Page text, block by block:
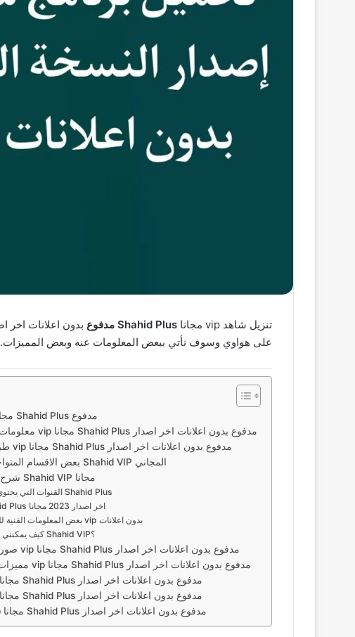
تنزيل شاهد vip مجانا Shahid Plus مدفوع
على هواوي وسوف نأتي ببعض المعلومات عنه وبعض المميزات.
ماهو شاهد vip مجانا Shahid Plus مدفوع
معلومات من تنزيل شاهد vip مجانا Shahid Plus مدفوع بدون اعلانات اخر اصدار
طريقة تنزيل شاهد vip مجانا Shahid Plus مدفوع بدون اعلانات اخر اصدار
بعض الاقسام المتواجدة داخل تطبيق Shahid VIP المجاني
شرح استخدام برنامج Shahid VIP مجانا
القنوات التي يحتوي عليها تطبيق Shahid Plus
تحميل Shahid Plus اخر اصدار 2023 مجانا
بعض المعلومات الفنية للتطبيق شاهد vip بدون اعلانات
كيف يمكنني الاشتراك في Shahid VIP؟
صور من تنزيل شاهد vip مجانا Shahid Plus مدفوع بدون اعلانات اخر اصدار
مميزات من تنزيل شاهد vip مجانا Shahid Plus مدفوع بدون اعلانات اخر اصدار
تنزيل شاهد vip مجانا Shahid Plus مدفوع بدون اعلانات اخر اصدار
تنزيل شاهد vip مجانا Shahid Plus مدفوع بدون اعلانات اخر اصدار
تنزيل شاهد vip مجانا Shahid Plus مدفوع بدون اعلانات اخر اصدار